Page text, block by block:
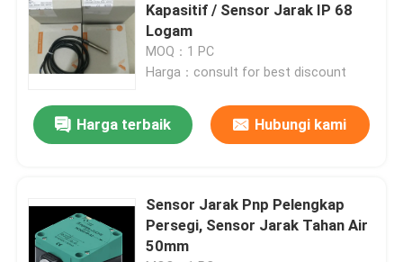
Kapasitif / Sensor Jarak IP 68
Logam
MOQ：1 PC
Harga：consult for best discount
Harga terbaik Hubungi kami
Sensor Jarak Pnp Pelengkap
Persegi, Sensor Jarak Tahan Air
50mm